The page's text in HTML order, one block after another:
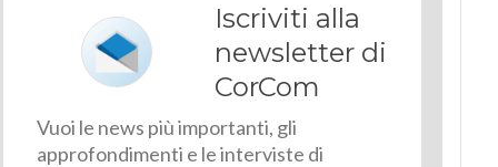
Iscriviti alla
newsletter di
CorCom
Vuoi le news più importanti, gli
approfondimenti e le interviste di